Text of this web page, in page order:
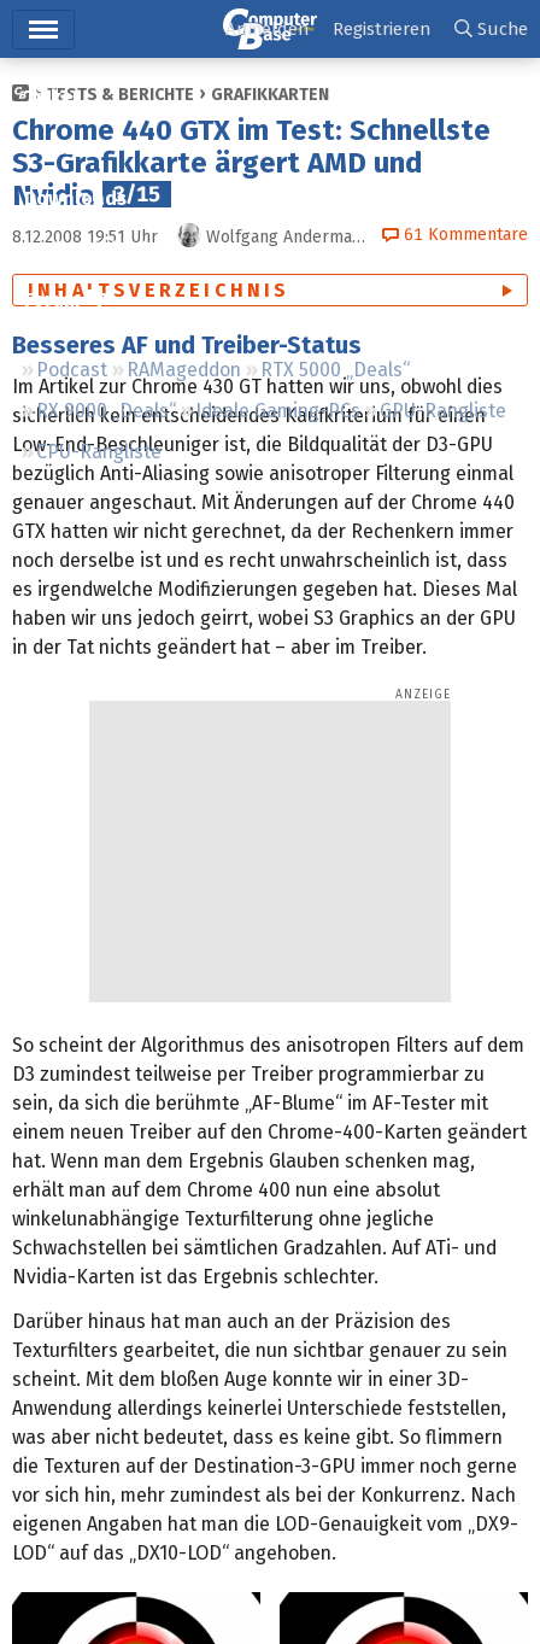
Ticker
Tests
Downloads
Preisvergleich
Forum
Podcast RAMageddon
RTX 5000 „Deals“
RX 9000 „Deals“
Ideale Gaming-PCs
GPU-Rangliste
CPU-Rangliste
Anmelden Registrieren Suche
TESTS & BERICHTE GRAFIKKARTEN
Chrome 440 GTX im Test: Schnellste
S3-Grafikkarte ärgert AMD und
Nvidia
3/15
8.12.2008 19:51 Uhr Wolfgang Andermahr 61 Kommentare
INHALTSVERZEICHNIS
Besseres AF und Treiber-Status
Im Artikel zur Chrome 430 GT hatten wir uns, obwohl dies
sicherlich kein entscheidendes Kaufkriterium für einen
Low-End-Beschleuniger ist, die Bildqualität der D3-GPU
bezüglich Anti-Aliasing sowie anisotroper Filterung einmal
genauer angeschaut. Mit Änderungen auf der Chrome 440
GTX hatten wir nicht gerechnet, da der Rechenkern immer
noch derselbe ist und es recht unwahrscheinlich ist, dass
es irgendwelche Modifizierungen gegeben hat. Dieses Mal
haben wir uns jedoch geirrt, wobei S3 Graphics an der GPU
in der Tat nichts geändert hat – aber im Treiber.
So scheint der Algorithmus des anisotropen Filters auf dem
D3 zumindest teilweise per Treiber programmierbar zu
sein, da sich die berühmte „AF-Blume“ im AF-Tester mit
einem neuen Treiber auf den Chrome-400-Karten geändert
hat. Wenn man dem Ergebnis Glauben schenken mag,
erhält man auf dem Chrome 400 nun eine absolut
winkelunabhängige Texturfilterung ohne jegliche
Schwachstellen bei sämtlichen Gradzahlen. Auf ATi- und
Nvidia-Karten ist das Ergebnis schlechter.
Darüber hinaus hat man auch an der Präzision des
Texturfilters gearbeitet, die nun sichtbar genauer zu sein
scheint. Mit dem bloßen Auge konnte wir in einer 3D-
Anwendung allerdings keinerlei Unterschiede feststellen,
was aber nicht bedeutet, dass es keine gibt. So flimmern
die Texturen auf der Destination-3-GPU immer noch gerne
vor sich hin, mehr zumindest als bei der Konkurrenz. Nach
eigenen Angaben hat man die LOD-Genauigkeit vom „DX9-
LOD“ auf das „DX10-LOD“ angehoben.